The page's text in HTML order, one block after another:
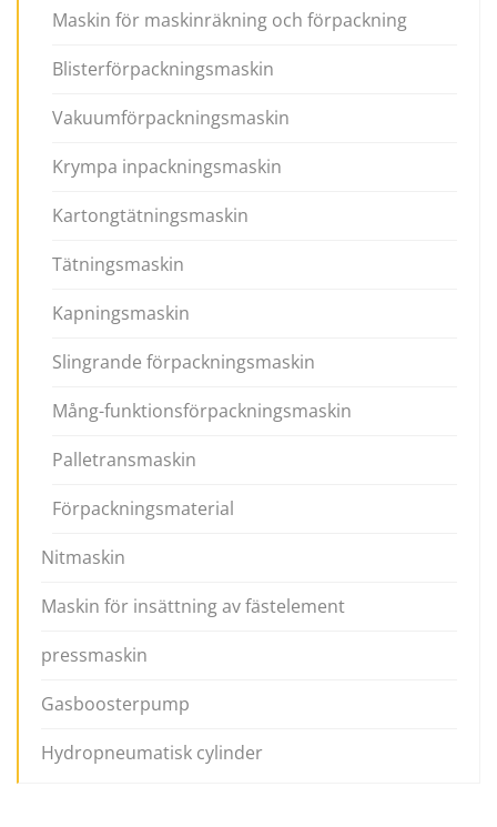
Maskin för maskinräkning och förpackning
Blisterförpackningsmaskin
Vakuumförpackningsmaskin
Krympa inpackningsmaskin
Kartongtätningsmaskin
Tätningsmaskin
Kapningsmaskin
Slingrande förpackningsmaskin
Mång-funktionsförpackningsmaskin
Palletransmaskin
Förpackningsmaterial
Nitmaskin
Maskin för insättning av fästelement
pressmaskin
Gasboosterpump
Hydropneumatisk cylinder